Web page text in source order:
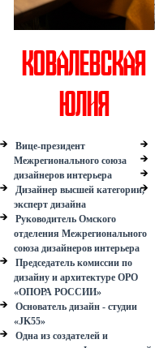
Ковалевская
Юлия
Вице-президент
Межрегионального союза
дизайнеров интерьера
Дизайнер высшей категории,
эксперт дизайна
Руководитель Омского
отделения Межрегионального
союза дизайнеров интерьера
Председатель комиссии по
дизайну и архитектуре ОРО
«ОПОРА РОССИИ»
Основатель дизайн - студии
«JK55»
Одна из создателей и